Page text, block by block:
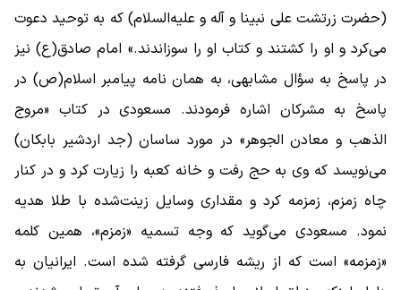
(حضرت زرتشت علی نبینا و آله و علیه‌السلام) که به توحید دعوت
می‌کرد و او را کشتند و کتاب او را سوزاندند.» امام صادق(ع) نیز
در پاسخ به سؤال مشابهی، به همان نامه پیامبر اسلام(ص) در
پاسخ به مشرکان اشاره فرمودند. مسعودی در کتاب «مروج
الذهب و معادن الجوهر» در مورد ساسان (جد اردشیر بابکان)
می‌نویسد که وی به حج رفت و خانه کعبه را زیارت کرد و در کنار
چاه زمزم، زمزمه کرد و مقداری وسایل زینت‌شده با طلا هدیه
نمود. مسعودی می‌گوید که وجه تسمیه «زمزم»، همین کلمه
«زمزمه» است که از ریشه فارسی گرفته شده است. ایرانیان به